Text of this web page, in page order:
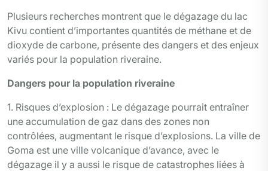
Plusieurs recherches montrent que le dégazage du lac
Kivu contient d’importantes quantités de méthane et de
dioxyde de carbone, présente des dangers et des enjeux
variés pour la population riveraine.
Dangers pour la population riveraine
1. Risques d’explosion : Le dégazage pourrait entraîner
une accumulation de gaz dans des zones non
contrôlées, augmentant le risque d’explosions. La ville de
Goma est une ville volcanique d’avance, avec le
dégazage il y a aussi le risque de catastrophes liées à